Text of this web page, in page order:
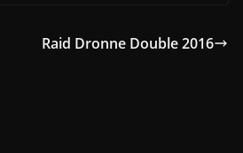
Raid Dronne Double 2016